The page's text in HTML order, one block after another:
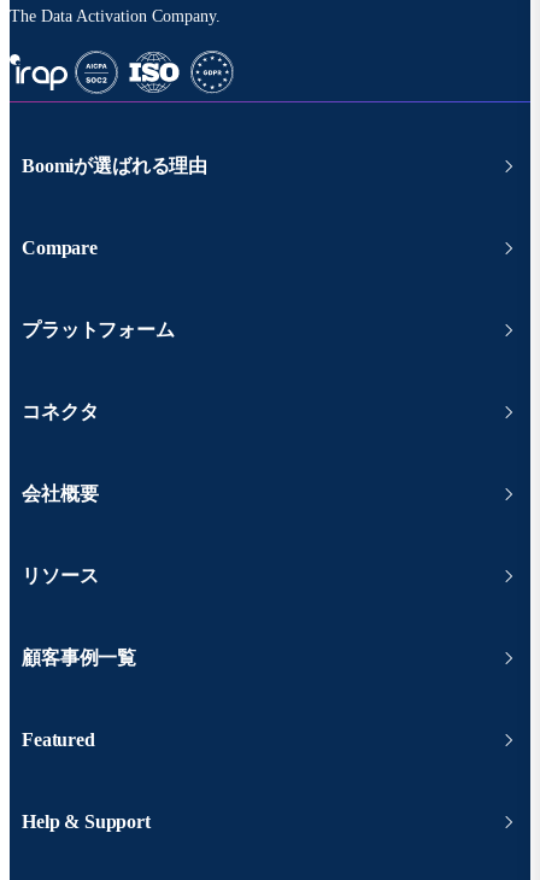
The Data Activation Company.
Boomiが選ばれる理由
Compare
プラットフォーム
コネクタ
会社概要
リソース
顧客事例一覧
Featured
Help & Support